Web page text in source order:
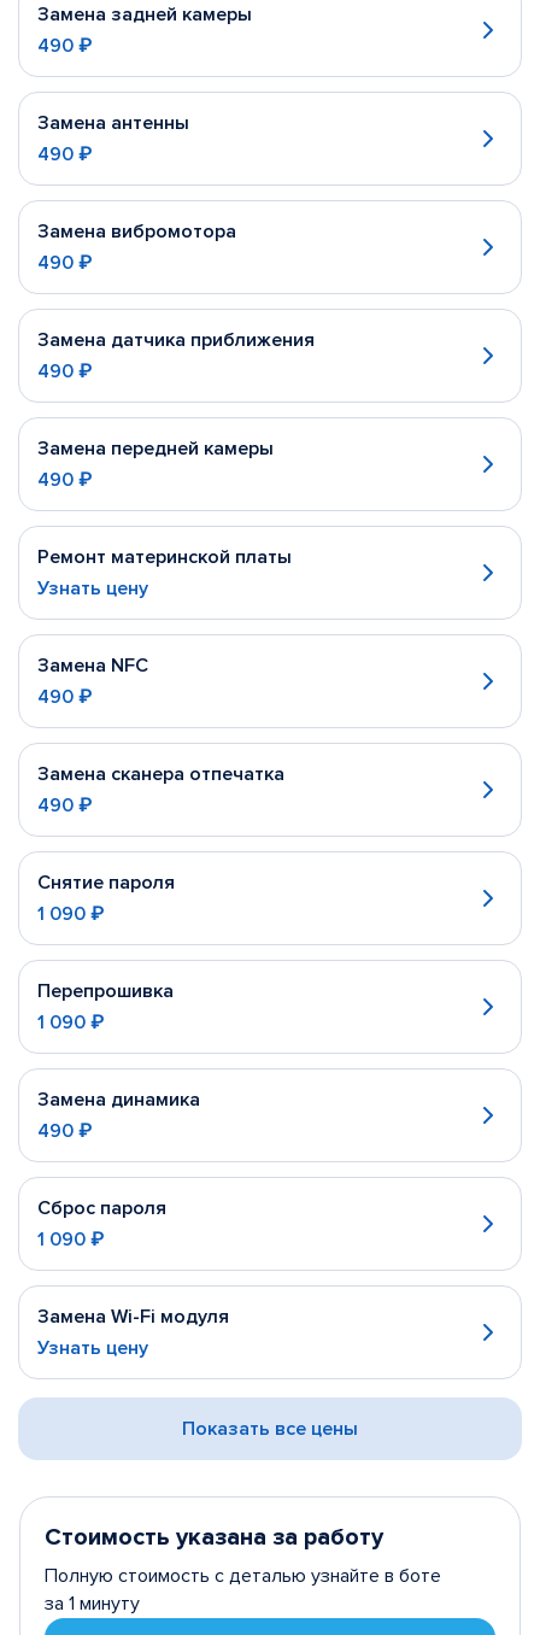
Замена задней камеры
490 ₽
Замена антенны
490 ₽
Замена вибромотора
490 ₽
Замена датчика приближения
490 ₽
Замена передней камеры
490 ₽
Ремонт материнской платы
Узнать цену
Замена NFC
490 ₽
Замена сканера отпечатка
490 ₽
Снятие пароля
1 090 ₽
Перепрошивка
1 090 ₽
Замена динамика
490 ₽
Сброс пароля
1 090 ₽
Замена Wi-Fi модуля
Узнать цену
Показать все цены
Стоимость указана за работу
Полную стоимость с деталью узнайте в боте
за 1 минуту